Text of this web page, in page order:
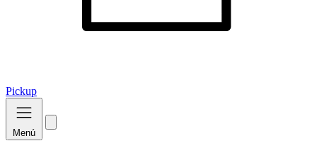
Pickup
Menú